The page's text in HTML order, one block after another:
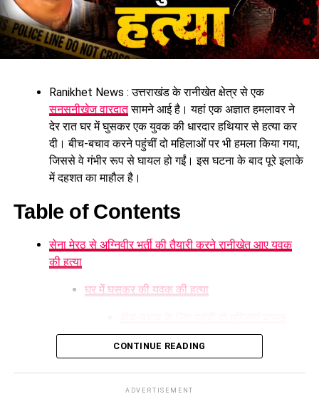
युवक को घर में घुसकर घटना को दिया अंजाम
पुलिस के अनुसार, शुक्रवार देर शाम मजखाली चौकी को सूचना मिली कि
घायल हैं। सूचना मिलते ही पुलिस और फॉरेंसिक टीम मौके पर पहुंची।
घटनास्थल से जरूरी साक्ष्य जुटाए गए और जांच शुरू की गई।
हादसे में मृतक समेत दो महिलाएं गंभीर रूप से घायल
मृतक के फुफेरे भाई नीरज बोरा ने रानीखेत कोतवाली में तहरीर देकर बताया
हथियार से हमला कर उसकी हत्या कर दी। आरोप है कि आरोपी ने सागर
की मां जानकी देवी और दादी शोभा देवी पर भी हथौड़े और धारदार हथियार
से जानलेवा हमला किया, जिससे दोनों गंभीर रूप से घायल हो गईं। उनका
इलाज अस्पताल में जारी है।
Ranikhet News : उत्तराखंड के रानीखेत क्षेत्र से एक
सनसनीखेज वारदातसामने आई है। यहां एक अज्ञात हमलावर ने
देर रात घर में घुसकर एक युवक की धारदार हथियार से हत्या कर
दी। बीच-बचाव करने पहुंचीं दो महिलाओं पर भी हमला किया गया,
जिससे वे गंभीर रूप से घायल हो गईं। इस घटना के बाद पूरे इलाके
में दहशत का माहौल है।
Table of Contents
सेना मेरठ से अग्निवीर भर्ती की तैयारी करने रानीखेत आए युवक
की हत्या
घर में घुसकर की युवक की हत्या
पुरानी रंजिश की जताई जा रही आशंका
CONTINUE READING
ADVERTISEMENT